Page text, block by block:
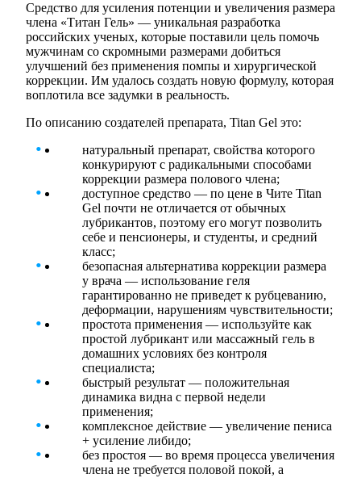
Средство для усиления потенции и увеличения размера
члена «Титан Гель» — уникальная разработка
российских ученых, которые поставили цель помочь
мужчинам со скромными размерами добиться
улучшений без применения помпы и хирургической
коррекции. Им удалось создать новую формулу, которая
воплотила все задумки в реальность.
По описанию создателей препарата, Titan Gel это:
натуральный препарат, свойства которого
конкурируют с радикальными способами
коррекции размера полового члена;
доступное средство — по цене в Чите Titan
Gel почти не отличается от обычных
лубрикантов, поэтому его могут позволить
себе и пенсионеры, и студенты, и средний
класс;
безопасная альтернатива коррекции размера
у врача — использование геля
гарантированно не приведет к рубцеванию,
деформации, нарушениям чувствительности;
простота применения — используйте как
простой лубрикант или массажный гель в
домашних условиях без контроля
специалиста;
быстрый результат — положительная
динамика видна с первой недели
применения;
комплексное действие — увеличение пениса
+ усиление либидо;
без простоя — во время процесса увеличения
члена не требуется половой покой, а